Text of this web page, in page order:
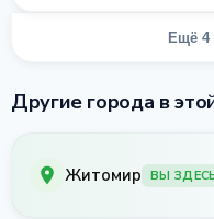
Ещё 4
Другие города в
Житомир ВЫ